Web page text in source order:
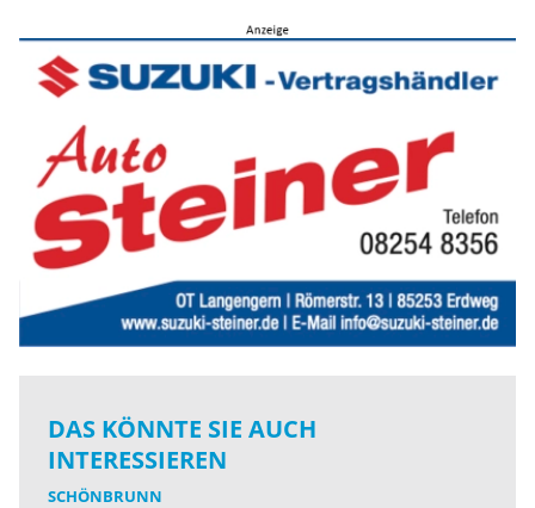
DAS KÖNNTE SIE AUCH
INTERESSIEREN
SCHÖNBRUNN